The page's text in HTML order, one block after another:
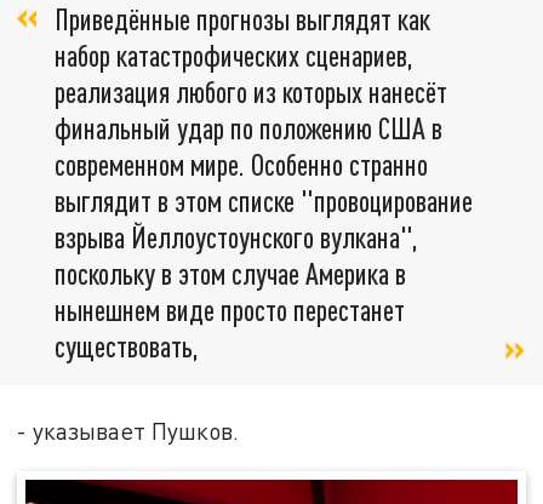
Приведённые прогнозы выглядят как
набор катастрофических сценариев,
реализация любого из которых нанесёт
финальный удар по положению США в
современном мире. Особенно странно
выглядит в этом списке "провоцирование
взрыва Йеллоустоунского вулкана",
поскольку в этом случае Америка в
нынешнем виде просто перестанет
существовать,
- указывает Пушков.